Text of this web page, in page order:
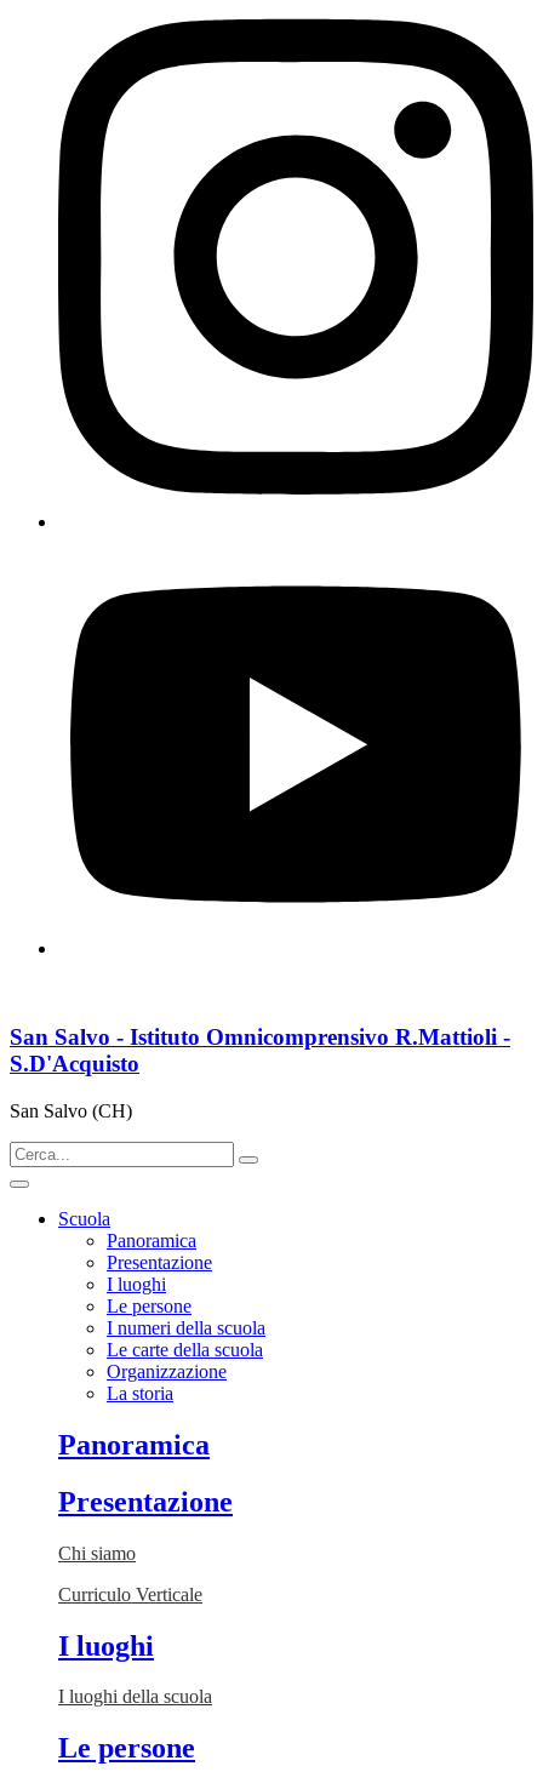
San Salvo - Istituto Omnicomprensivo R.Mattioli -
S.D'Acquisto
San Salvo (CH)
Scuola
Panoramica
Presentazione
I luoghi
Le persone
I numeri della scuola
Le carte della scuola
Organizzazione
La storia
Panoramica
Presentazione
Chi siamo
Curriculo Verticale
I luoghi
I luoghi della scuola
Le persone